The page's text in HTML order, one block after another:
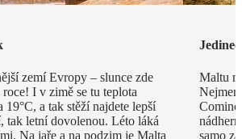
zemí Evropy – slunce zde
I v zimě se tu teplota
19°C, a tak stěží najdete lepší
tak letní dovolenou. Léto láká
Na jaře a na podzim je Malta
Maltu
samo